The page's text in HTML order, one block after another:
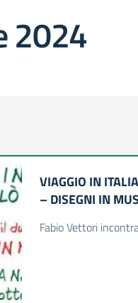
2024
VIAGGIO IN
– DISEGNI IN
Fabio Vettori